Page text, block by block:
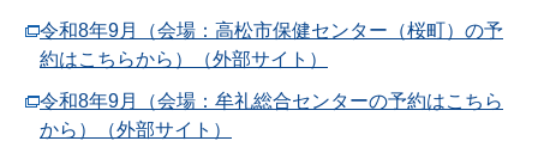
令和8年9月（会場：高松市保健センター（桜町）の予
約はこちらから）（外部サイト）
令和8年9月（会場：牟礼総合センターの予約はこちら
から）（外部サイト）